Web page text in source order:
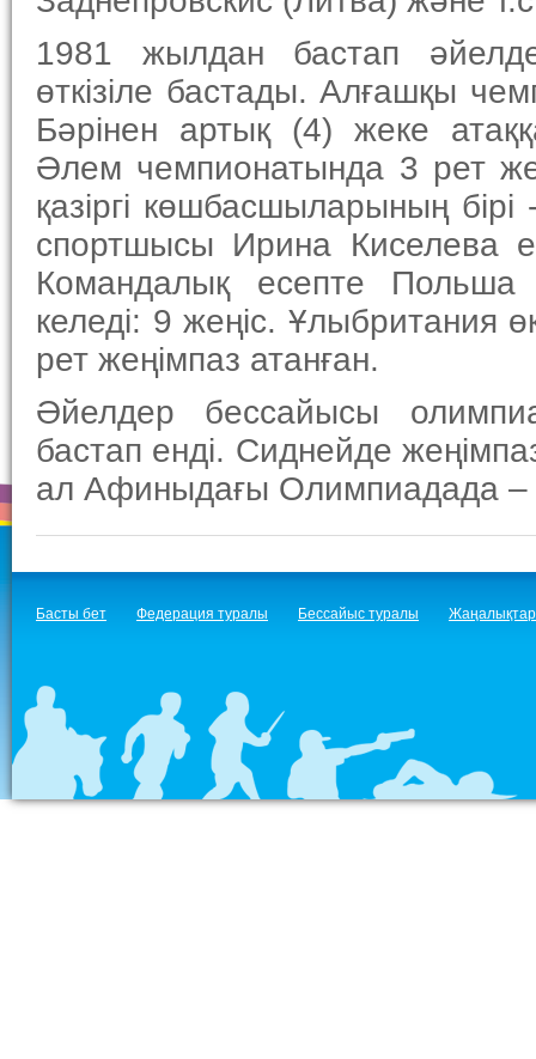
1981 жылдан бастап
өткізіле бастады. Алғашқы
Бәрінен артық (4) жеке
Әлем чемпионатында 3 рет
қазіргі көшбасшыларының
спортшысы Ирина Киселева
Командалық есепте
келеді: 9 жеңіс. Ұлыбритания
рет жеңімпаз атанған.
Әйелдер бессайысы
бастап енді. Сиднейде
ал Афиныдағы Олимпиадада
Басты бет Федерация туралы Бессайыс туралы Жаңалықтар